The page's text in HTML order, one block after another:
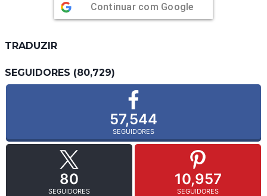
Continuar com Google
TRADUZIR
SEGUIDORES (80,729)
57,544
SEGUIDORES
80
SEGUIDORES
10,957
SEGUIDORES